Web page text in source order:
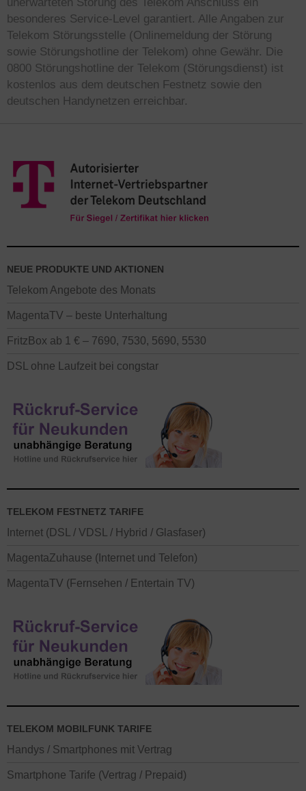
besonderes Service-Level garantiert. Alle Angaben zur
Telekom Störungsstelle (Onlinemeldung der Störung
sowie Störungshotline der Telekom) ohne Gewähr. Die
0800 Störungshotline der Telekom (Störungsdienst) ist
kostenlos aus dem deutschen Festnetz sowie den
deutschen Handynetzen erreichbar.
NEUE PRODUKTE UND AKTIONEN
Telekom Angebote des Monats
MagentaTV – beste Unterhaltung
FritzBox ab 1 € – 7690, 7530, 5690, 5530
DSL ohne Laufzeit bei congstar
TELEKOM FESTNETZ TARIFE
Internet (DSL / VDSL / Hybrid / Glasfaser)
MagentaZuhause (Internet und Telefon)
MagentaTV (Fernsehen / Entertain TV)
TELEKOM MOBILFUNK TARIFE
Handys / Smartphones mit Vertrag
Smartphone Tarife (Vertrag / Prepaid)